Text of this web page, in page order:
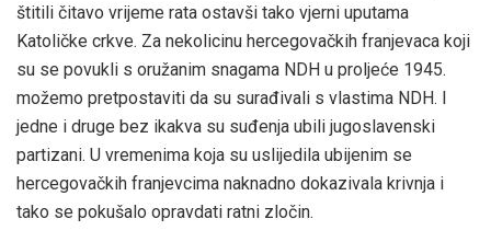
štitili čitavo vrijeme rata ostavši tako vjerni uputama
Katoličke crkve. Za nekolicinu hercegovačkih franjevaca koji
su se povukli s oružanim snagama NDH u proljeće 1945.
možemo pretpostaviti da su surađivali s vlastima NDH. I
jedne i druge bez ikakva su suđenja ubili jugoslavenski
partizani. U vremenima koja su uslijedila ubijenim se
hercegovačkih franjevcima naknadno dokazivala krivnja i
tako se pokušalo opravdati ratni zločin.